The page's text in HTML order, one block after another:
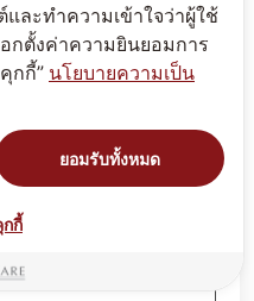
และทำความเข้าใจว่าผู้ใช้
กตั้งค่าความยินยอมการ
กกี้” นโยบายความเป็น
ยอมรับทั้งหมด
กี้